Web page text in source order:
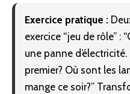
Exercice pratique :
exercice “jeu de rôle” :
une panne
premier? Où sont les
mange ce soir?”